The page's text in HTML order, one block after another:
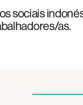
sociais
as.